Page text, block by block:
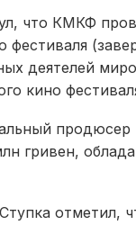
что КМКФ
фестиваля
деятелей
кино
гривен,
отметил,